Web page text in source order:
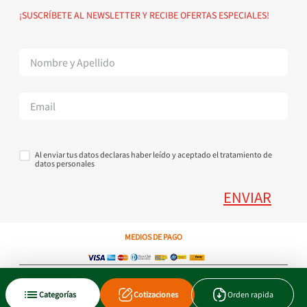
Categorías Cotizaciones Orden rapida
Suscribete al Newsletter
Superintendencia de Industria y Comercio
¡SUSCRÍBETE AL NEWSLETTER Y RECIBE OFERTAS ESPECIALES!
Al enviar tus datos declaras haber leído y aceptado el tratamiento de
datos personales
ENVIAR
MEDIOS DE PAGO
Copyright © 2023 JEN SA. Derechos Reservados. Util.com.co.